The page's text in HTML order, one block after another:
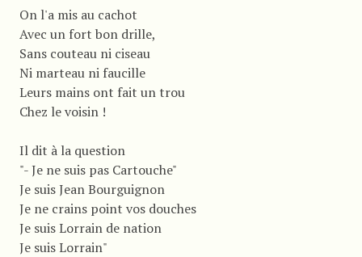
On l'a mis au cachot
Avec un fort bon drille,
Sans couteau ni ciseau
Ni marteau ni faucille
Leurs mains ont fait un trou
Chez le voisin !
Il dit à la question
"- Je ne suis pas Cartouche"
Je suis Jean Bourguignon
Je ne crains point vos douches
Je suis Lorrain de nation
Je suis Lorrain"